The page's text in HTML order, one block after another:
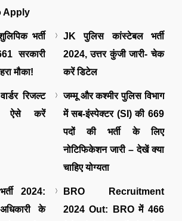
Apply
भर्ती
सरकारी
मौका!
JK पुलिस कांस्टेबल भर्ती
2024, उत्तर कुंजी जारी- चेक
करें डिटेल
रिजल्ट
ऐसे करें
जम्मू और कश्मीर पुलिस विभाग
में सब-इंस्पेक्टर (SI) की 669
पदों की भर्ती के लिए
नोटिफिकेशन जारी – देखें क्या
चाहिए योग्यता
2024:
के
BRO Recruitment
2024 Out: BRO में 466